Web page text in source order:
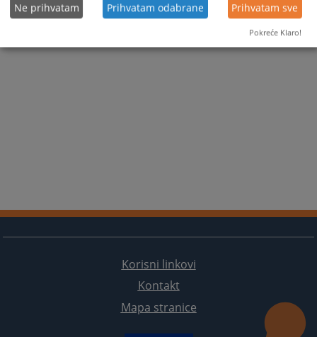
Korisni linkovi
Kontakt
Mapa stranice
Ne prihvatam Prihvatam odabrane Prihvatam sve
Pokreće Klaro!